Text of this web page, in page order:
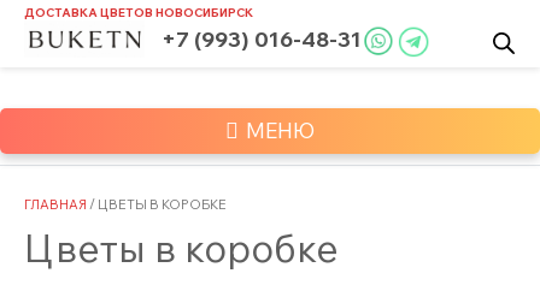
SkipДОСТАВКА ЦВЕТОВ НОВОСИБИРСК
+7 (993) 016-48-31
МЕНЮ
ГЛАВНАЯ / ЦВЕТЫ В КОРОБКЕ
Цветы в коробке